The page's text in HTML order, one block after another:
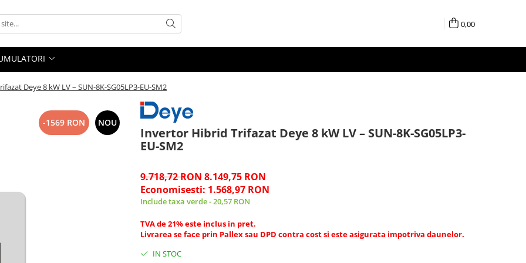
0,00
Deye 8 kW LV – SUN-8K-SG05LP3-EU-SM2
Invertor Hibrid Trifazat Deye 8 kW LV – SUN-8K-SG05LP3-
EU-SM2
-1569 RON NOU
9.718,72 RON8.149,75 RON
Economisesti: 1.568,97 RON
Include taxa verde - 20,57 RON
TVA de 21% este inclus in pret.
Livrarea se face prin Pallex sau DPD contra cost si este asigurata impotriva daunelor.
IN STOC